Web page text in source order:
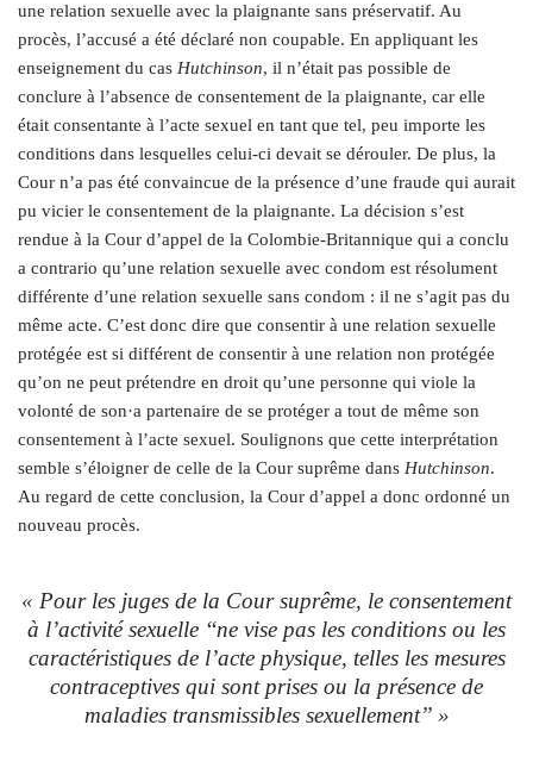
une relation sexuelle avec la plaignante sans préservatif. Au
procès, l’accusé a été déclaré non coupable. En appliquant les
enseignement du cas Hutchinson, il n’était pas possible de
conclure à l’absence de consentement de la plaignante, car elle
était consentante à l’acte sexuel en tant que tel, peu importe les
conditions dans lesquelles celui-ci devait se dérouler. De plus, la
Cour n’a pas été convaincue de la présence d’une fraude qui aurait
pu vicier le consentement de la plaignante. La décision s’est
rendue à la Cour d’appel de la Colombie-Britannique qui a conclu
a contrario qu’une relation sexuelle avec condom est résolument
différente d’une relation sexuelle sans condom : il ne s’agit pas du
même acte. C’est donc dire que consentir à une relation sexuelle
protégée est si différent de consentir à une relation non protégée
qu’on ne peut prétendre en droit qu’une personne qui viole la
volonté de son·a partenaire de se protéger a tout de même son
consentement à l’acte sexuel. Soulignons que cette interprétation
semble s’éloigner de celle de la Cour suprême dans Hutchinson.
Au regard de cette conclusion, la Cour d’appel a donc ordonné un
nouveau procès.
« Pour les juges de la Cour suprême, le consentement
à l’activité sexuelle ‘‘ne vise pas les conditions ou les
caractéristiques de l’acte physique, telles les mesures
contraceptives qui sont prises ou la présence de
maladies transmissibles sexuellement’’ »